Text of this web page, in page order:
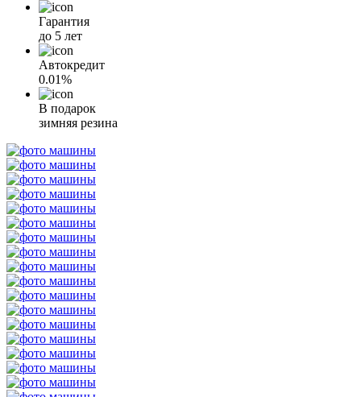
Гарантия
до 5 лет
Автокредит
0.01%
В подарок
зимняя резина